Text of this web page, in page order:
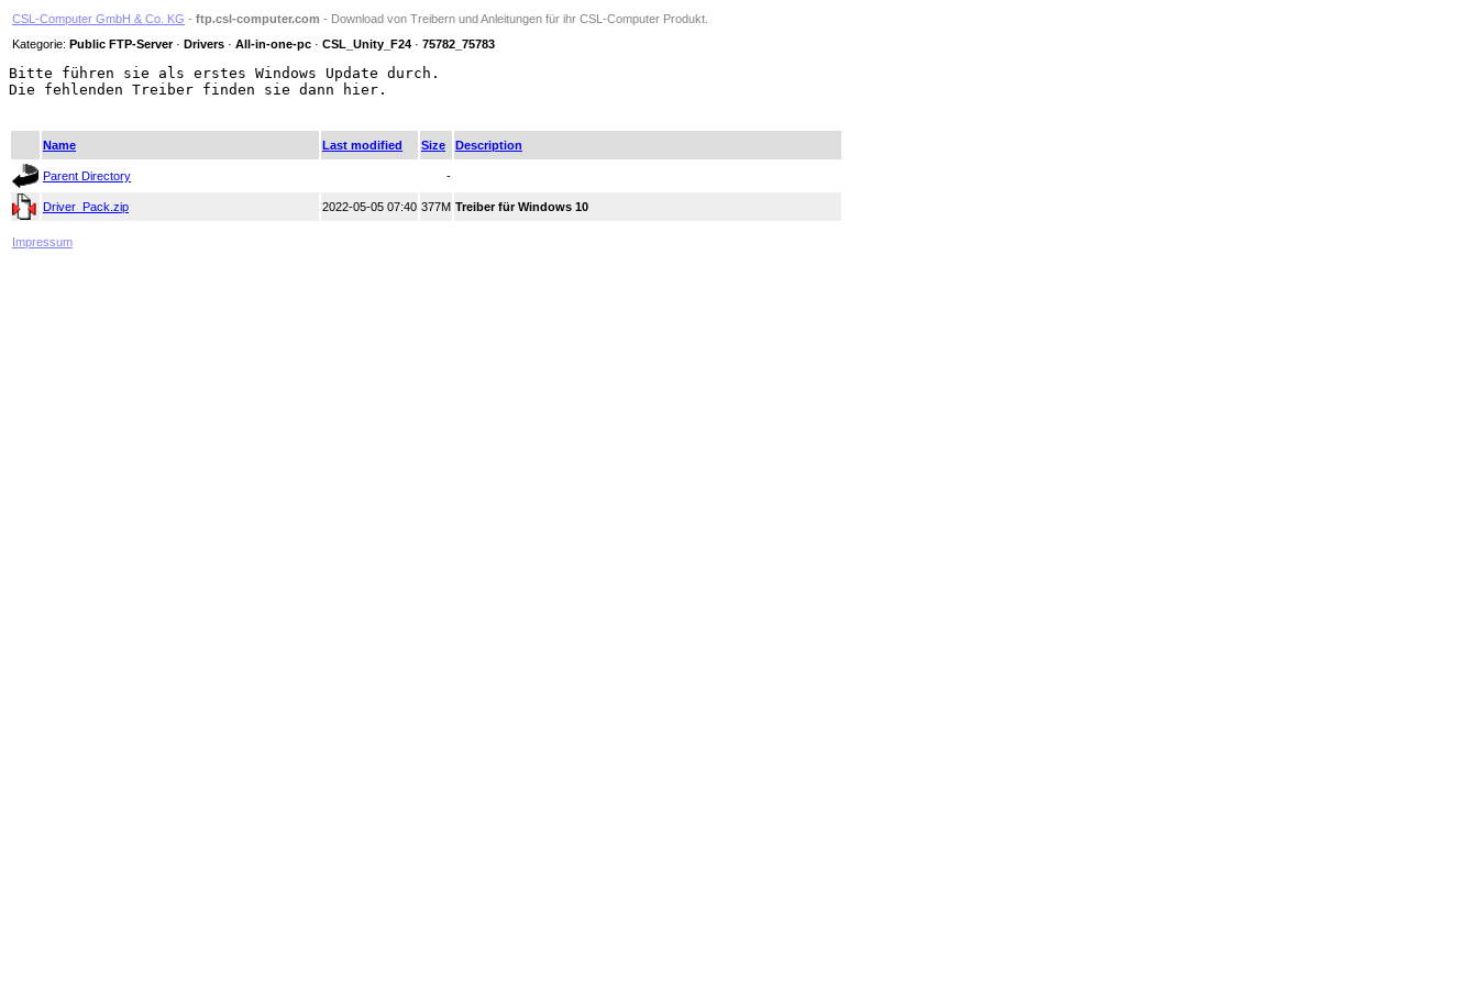
CSL-Computer GmbH & Co. KG - ftp.csl-computer.com - Download von Treibern und Anleitungen für ihr CSL-Computer Produkt.
Kategorie: Public FTP-Server · Drivers · All-in-one-pc · CSL_Unity_F24 · 75782_75783
Bitte führen sie als erstes Windows Update durch.
Die fehlenden Treiber finden sie dann hier.
Name Last modified Size Description
Parent Directory -
Driver_Pack.zip 2022-05-05 07:40 377M Treiber für Windows 10
Impressum